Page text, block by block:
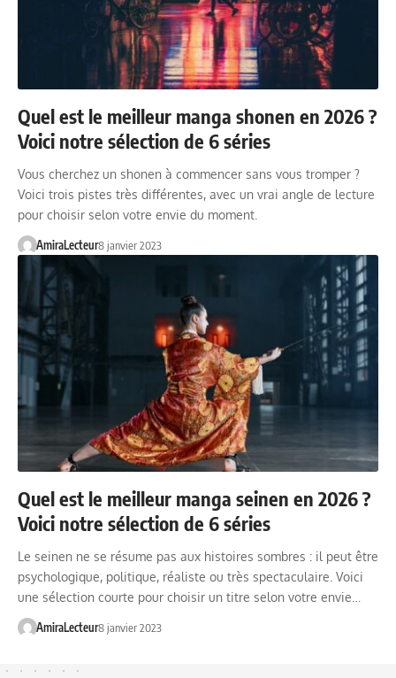
Quel est le meilleur manga shonen en 2026 ?
Voici notre sélection de 6 séries
Vous cherchez un shonen à commencer sans vous tromper ?
Voici trois pistes très différentes, avec un vrai angle de lecture
pour choisir selon votre envie du moment.
AmiraLecteur8 janvier 2023
Quel est le meilleur manga seinen en 2026 ?
Voici notre sélection de 6 séries
Le seinen ne se résume pas aux histoires sombres : il peut être
psychologique, politique, réaliste ou très spectaculaire. Voici
une sélection courte pour choisir un titre selon votre envie…
AmiraLecteur8 janvier 2023